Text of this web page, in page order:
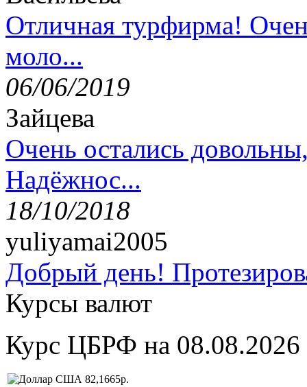
Отличная турфирма!
моло...
06/06/2019
Зайцева
Очень остались
Надёжнос...
18/10/2018
yuliyamai2005
Добрый день!
Курсы валют
Курс ЦБРФ на 08.08.2026
82,1665р.